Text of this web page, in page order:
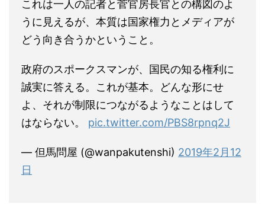
これは一人の記者と菅官房長官との構図のよ
うに見えるが、本質は国家権力とメディアが
どう向き合うかということ。
政府のスポークスマンが、国民の知る権利に
誠実に答える。これが基本。どんな形にせ
よ、それが制限につながるようなことはして
はならない。 pic.twitter.com/PBS8rpnq2J
— 但馬問屋 (@wanpakutenshi) 2019年2月12
日